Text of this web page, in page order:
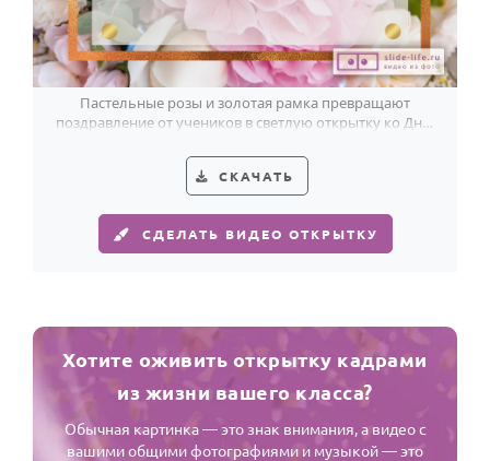
Пастельные розы и золотая рамка превращают
поздравление от учеников в светлую открытку ко Дню
СКАЧАТЬ
СДЕЛАТЬ ВИДЕО ОТКРЫТКУ
Хотите оживить открытку кадрами
из жизни вашего класса?
Обычная картинка — это знак внимания, а видео с
вашими общими фотографиями и музыкой — это